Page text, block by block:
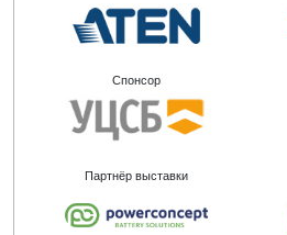
Спонсор
Партнёр выставки